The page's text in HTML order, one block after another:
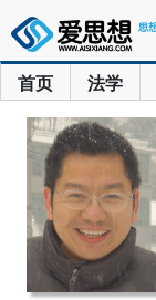
首页 法学